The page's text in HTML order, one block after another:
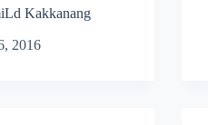
Kakkanang
2016